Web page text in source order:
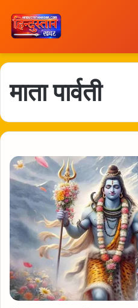
माता पार्वती